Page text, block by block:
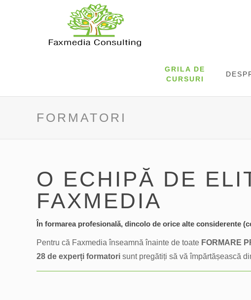
GRILA DE
CURSURI
FORMATORI
O ECHIPĂ DE
FAXMEDIA
În formarea profesională, dincolo de orice alte considerente
Pentru că Faxmedia înseamnă înainte de toate FORMARE
28 de experți formatori sunt pregătiți să vă împărtășească